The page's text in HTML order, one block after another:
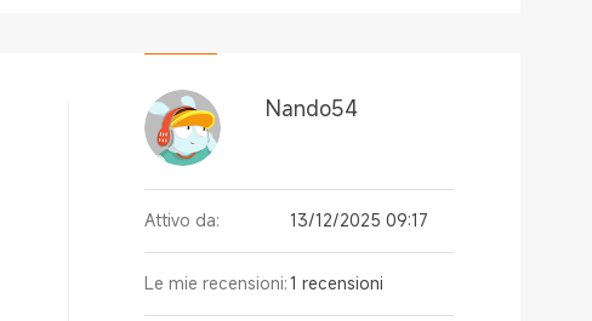
Nando54
Attivo da: 13/12/2025 09:17
Le mie recensioni:1 recensioni